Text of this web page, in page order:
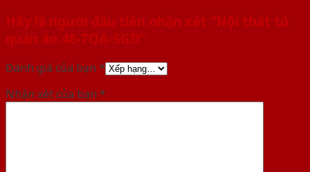
Hãy là người đầu tiên nhận xét “Nội thất tủ
quần áo 48-TQA-SGD”
Đánh giá của bạn *
Nhận xét của bạn *